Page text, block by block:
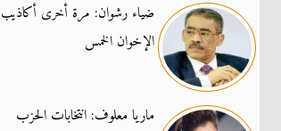
ضياء رشوان: مرة أخرى أكاذيب
الإخوان الخمس
ماريا معلوف: انتخابات الحزب